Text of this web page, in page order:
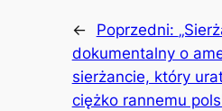
← Poprzedni:
dokumentalny o
sierżancie, który
ciężko rannemu